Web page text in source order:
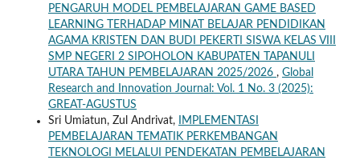
PENGARUH MODEL PEMBELAJARAN GAME BASED
LEARNING TERHADAP MINAT BELAJAR PENDIDIKAN
AGAMA KRISTEN DAN BUDI PEKERTI SISWA KELAS VIII
SMP NEGERI 2 SIPOHOLON KABUPATEN TAPANULI
UTARA TAHUN PEMBELAJARAN 2025/2026 , Global
Research and Innovation Journal: Vol. 1 No. 3 (2025):
GREAT-AGUSTUS
Sri Umiatun, Zul Andrivat,
IMPLEMENTASI
PEMBELAJARAN TEMATIK PERKEMBANGAN
TEKNOLOGI MELALUI PENDEKATAN PEMBELAJARAN